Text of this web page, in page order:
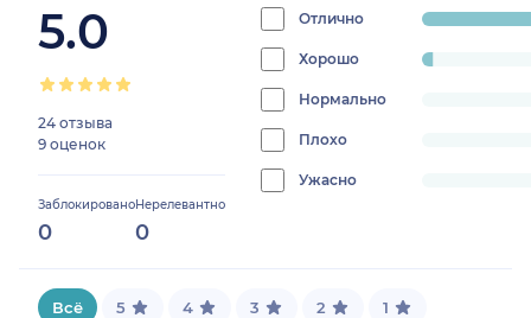
5.0
24 отзыва
9 оценок
Заблокировано
0
Нерелевантно
0
Отлично
progress:
Хорошо
3.0303030303030303%
Нормально
0%
Плохо
progress:
Ужасно
0%
Всё 5 4 3 2 1